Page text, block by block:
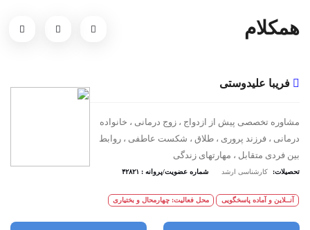
همکلام
فریبا علیدوستی
مشاوره تخصصی پیش از ازدواج ، زوج درمانی ، خانواده
درمانی ، فرزند پروری ، طلاق ، شکست عاطفی ، روابط
بین فردی متقابل ، مهارتهای زندگی
تحصیلات: کارشناسی ارشد شماره عضویت/پروانه : ۴۲۸۲۱
آنــلاین و آماده پاسخگویی محل فعالیت: چهارمحال و بختیاری